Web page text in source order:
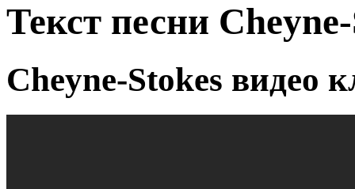
Текст песни
Cheyne-Stokes видео